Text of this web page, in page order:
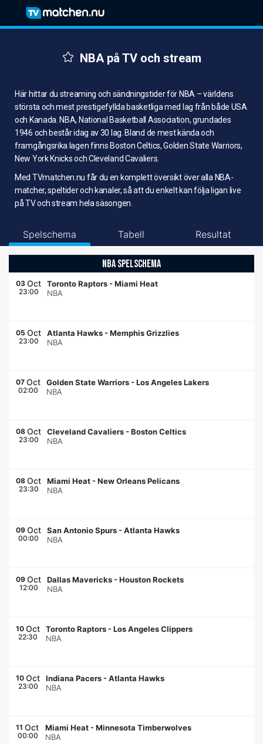
NBA på TV och stream
Här hittar du streaming och sändningstider för NBA – världens
största och mest prestigefyllda basketliga med lag från både USA
och Kanada. NBA, National Basketball Association, grundades
1946 och består idag av 30 lag. Bland de mest kända och
framgångsrika lagen finns Boston Celtics, Golden State Warriors,
New York Knicks och Cleveland Cavaliers.
Med TVmatchen.nu får du en komplett översikt över alla NBA-
matcher, speltider och kanaler, så att du enkelt kan följa ligan live
på TV och stream hela säsongen.
Spelschema Tabell Resultat
NBA SPELSCHEMA
03 Oct
23:00
Toronto Raptors -Miami Heat
NBA
05 Oct
23:00
Atlanta Hawks -Memphis Grizzlies
NBA
07 Oct
02:00
Golden State Warriors -Los Angeles Lakers
NBA
08 Oct
23:00
Cleveland Cavaliers -Boston Celtics
NBA
08 Oct
23:30
Miami Heat -New Orleans Pelicans
NBA
09 Oct
00:00
San Antonio Spurs -Atlanta Hawks
NBA
09 Oct
12:00
Dallas Mavericks -Houston Rockets
NBA
10 Oct
22:30
Toronto Raptors -Los Angeles Clippers
NBA
10 Oct
23:00
Indiana Pacers -Atlanta Hawks
NBA
11 Oct
00:00
Miami Heat -Minnesota Timberwolves
NBA